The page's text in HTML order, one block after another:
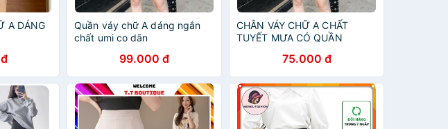
A DÁNG
Quần váy chữ A dáng ngắn
chất umi co dãn
99.000 đ
CHÂN VÁY CHỮ A CHẤT
TUYẾT MƯA CÓ QUẦN
75.000 đ